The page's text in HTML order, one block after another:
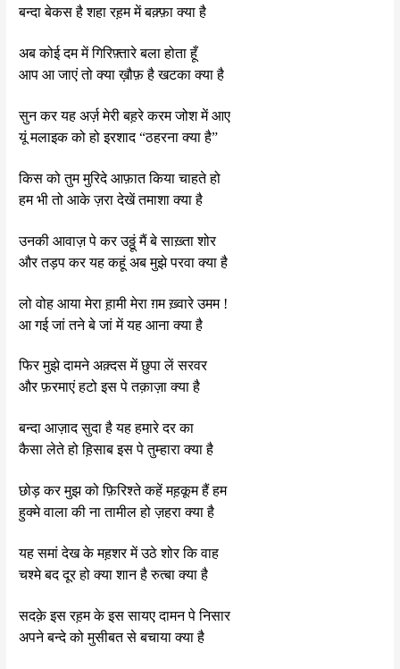
बन्दा बेकस है शहा रह़म में बक़्फ़ा क्या है
अब कोई दम में गिरिफ़्तारे बला होता हूँ
आप आ जाएं तो क्या ख़ौफ़ है खटका क्या है
सुन कर यह अर्ज़ मेरी बह़रे करम जोश में आए
यूं मलाइक को हो इरशाद “ठहरना क्या है”
किस को तुम मुरिदे आफ़ात किया चाहते हो
हम भी तो आके ज़रा देखें तमाशा क्या है
उनकी आवाज़ पे कर उठ्ठूं मैं बे साख़्ता शोर
और तड़प कर यह कहूं अब मुझे परवा क्या है
लो वोह आया मेरा ह़ामी मेरा ग़म ख़्वारे उमम !
आ गई जां तने बे जां में यह आना क्या है
फिर मुझे दामने अक़्दस में छुपा लें सरवर
और फ़रमाएं हटो इस पे तक़ाज़ा क्या है
बन्दा आज़ाद सुदा है यह हमारे दर का
कैसा लेते हो ह़िसाब इस पे तुम्हारा क्या है
छोड़ कर मुझ को फ़िरिश्ते कहें मह़कूम हैं हम
हुक्मे वाला की ना तामील हो ज़हरा क्या है
यह समां देख के मह़शर में उठे शोर कि वाह
चश्मे बद दूर हो क्या शान है रुत्बा क्या है
सदक़े इस रह़म के इस सायए दामन पे निसार
अपने बन्दे को मुसीबत से बचाया क्या है